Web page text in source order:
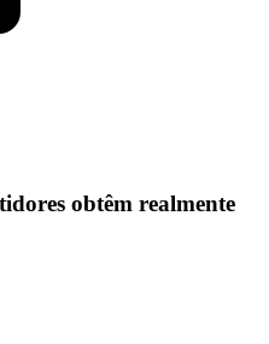
obtêm realmente